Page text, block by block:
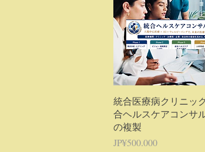
Tampilan Cepat
統合医療病クリニッ
合ヘルスケアコンサ
の複製
Harga
JP¥500.000